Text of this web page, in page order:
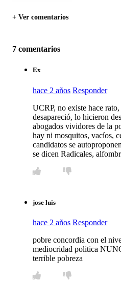
+ Ver comentarios
7 comentarios
Ex
hace 2 años Responder
UCRP, no existe hace
desapareció, lo hicieron
abogados vividores de la
hay ni mosquitos, vacíos,
candidatos se
se dicen Radicales,
jose luis
hace 2 años Responder
pobre concordia con el
mediocridad politica
terrible pobreza